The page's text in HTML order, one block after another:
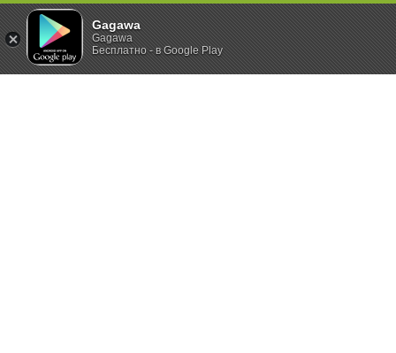
Gagawa
Gagawa
Бесплатно - в Google Play